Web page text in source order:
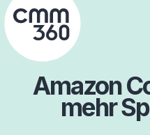
Skip
to
content
Amazon
mehr